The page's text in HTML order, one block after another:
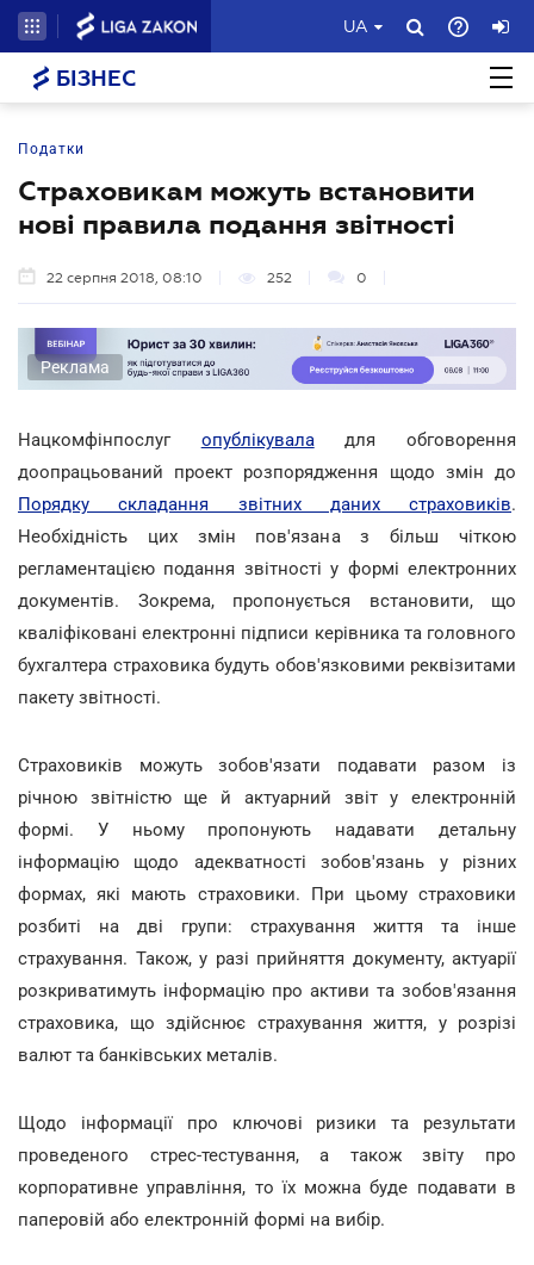
UA
БІЗНЕС
Податки
Страховикам можуть встановити
нові правила подання звітності
22 серпня 2018, 08:10 252 0
Реклама
Нацкомфінпослуг опублікуваладля обговорення
доопрацьований проект розпорядження щодо змін до
Порядку складання звітних даних страховиків.
Необхідність цих змін пов'язана з більш чіткою
регламентацією подання звітності у формі електронних
документів. Зокрема, пропонується встановити, що
кваліфіковані електронні підписи керівника та головного
бухгалтера страховика будуть обов'язковими реквізитами
пакету звітності.
Страховиків можуть зобов'язати подавати разом із
річною звітністю ще й актуарний звіт у електронній
формі. У ньому пропонують надавати детальну
інформацію щодо адекватності зобов'язань у різних
формах, які мають страховики. При цьому страховики
розбиті на дві групи: страхування життя та інше
страхування. Також, у разі прийняття документу, актуарії
розкриватимуть інформацію про активи та зобов'язання
страховика, що здійснює страхування життя, у розрізі
валют та банківських металів.
Щодо інформації про ключові ризики та результати
проведеного стрес-тестування, а також звіту про
корпоративне управління, то їх можна буде подавати в
паперовій або електронній формі на вибір.